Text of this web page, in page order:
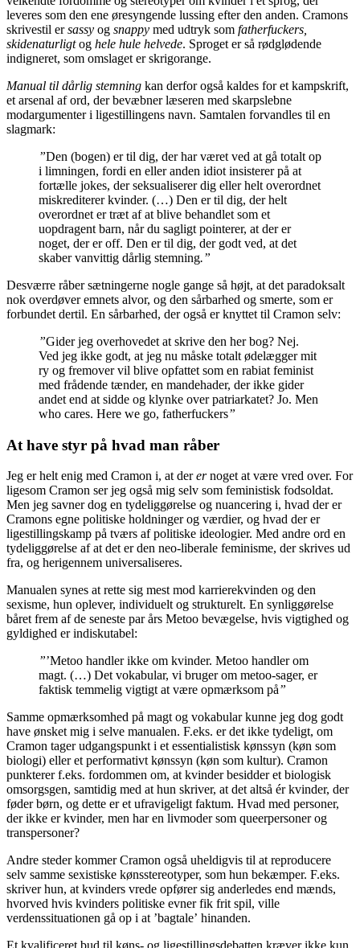
leveres som den ene øresyngende lussing efter den anden. Cramons
skrivestil ersassy og snappy med udtryk som fatherfuckers,
skidenaturligtog hele hule helvede. Sproget er så rødglødende
indigneret, som omslaget er skrigorange.
Manual til dårlig stemning kan derfor også kaldes for et kampskrift,
et arsenal af ord, der bevæbner læseren med skarpslebne
modargumenter i ligestillingens navn. Samtalen forvandles til en
slagmark:
”Den (bogen) er til dig, der har været ved at gå totalt op
i limningen, fordi en eller anden idiot insisterer på at
fortælle jokes, der seksualiserer dig eller helt overordnet
miskrediterer kvinder. (…) Den er til dig, der helt
overordnet er træt af at blive behandlet som et
uopdragent barn, når du sagligt pointerer, at der er
noget, der er off. Den er til dig, der godt ved, at det
skaber vanvittig dårlig stemning.”
Desværre råber sætningerne nogle gange så højt, at det paradoksalt
nok overdøver emnets alvor, og den sårbarhed og smerte, som er
forbundet dertil. En sårbarhed, der også er knyttet til Cramon selv:
”Gider jeg overhovedet at skrive den her bog? Nej.
Ved jeg ikke godt, at jeg nu måske totalt ødelægger mit
ry og fremover vil blive opfattet som en rabiat feminist
med frådende tænder, en mandehader, der ikke gider
andet end at sidde og klynke over patriarkatet? Jo. Men
who cares. Here we go, fatherfuckers”
At have styr på hvad man råber
Jeg er helt enig med Cramon i, at derernoget at være vred over. For
ligesom Cramon ser jeg også mig selv som feministisk fodsoldat.
Men jeg savner dog en tydeliggørelse og nuancering i, hvad der er
Cramons egne politiske holdninger og værdier, og hvad der er
ligestillingskamp på tværs af politiske ideologier. Med andre ord en
tydeliggørelse af at det er den neo-liberale feminisme, der skrives ud
fra, og herigennem universaliseres.
Manualen synes at rette sig mest mod karrierekvinden og den
sexisme, hun oplever, individuelt og strukturelt. En synliggørelse
båret frem af de seneste par års Metoo bevægelse, hvis vigtighed og
gyldighed er indiskutabel:
”’Metoo handler ikke om kvinder. Metoo handler om
magt. (…) Det vokabular, vi bruger om metoo-sager, er
faktisk temmelig vigtigt at være opmærksom på”
Samme opmærksomhed på magt og vokabular kunne jeg dog godt
have ønsket mig i selve manualen. F.eks. er det ikke tydeligt, om
Cramon tager udgangspunkt i et essentialistisk kønssyn (køn som
biologi) eller et performativt kønssyn (køn som kultur). Cramon
punkterer f.eks. fordommen om, at kvinder besidder et biologisk
omsorgsgen, samtidig med at hun skriver, at det altså ér kvinder, der
føder børn, og dette er et ufravigeligt faktum. Hvad med personer,
der ikke er kvinder, men har en livmoder som queerpersoner og
transpersoner?
Andre steder kommer Cramon også uheldigvis til at reproducere
selv samme sexistiske kønsstereotyper, som hun bekæmper. F.eks.
skriver hun, at kvinders vrede opfører sig anderledes end mænds,
hvorved hvis kvinders politiske evner fik frit spil, ville
verdenssituationen gå op i at ’bagtale’ hinanden.